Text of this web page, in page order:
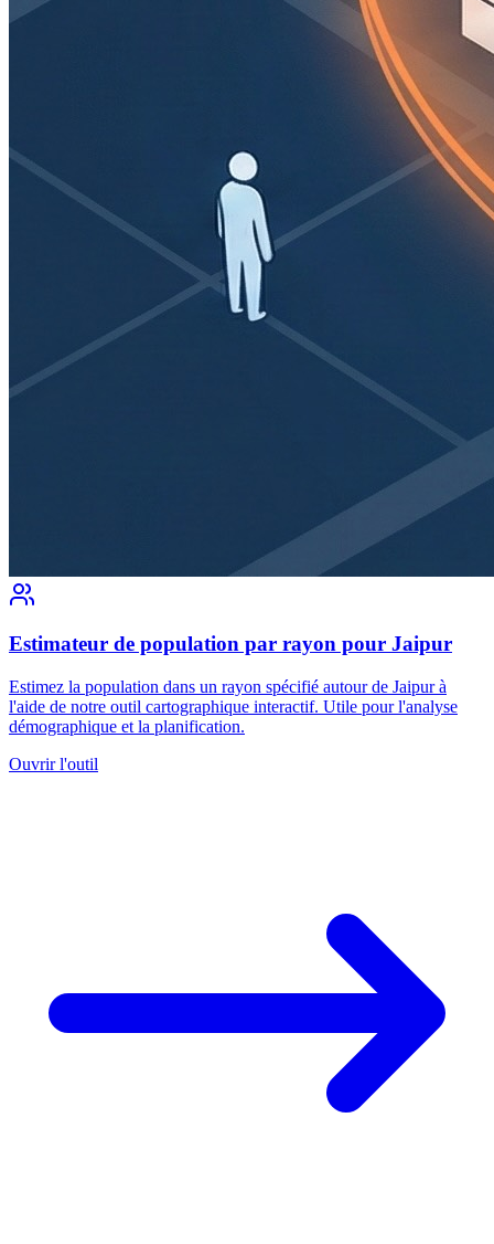
Estimateur de population par rayon pour Jaipur
Estimez la population dans un rayon spécifié autour de Jaipur à
l'aide de notre outil cartographique interactif. Utile pour l'analyse
démographique et la planification.
Ouvrir l'outil